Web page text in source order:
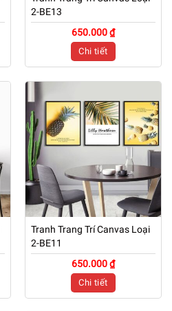
2-BE13
650.000 ₫
Chi tiết
Tranh Trang Trí Canvas Loại
2-BE11
650.000 ₫
Chi tiết